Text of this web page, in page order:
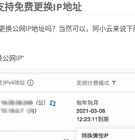
持免费更换IP地址
换公网IP地址吗？当然可以，阿小云来说
公网IP”